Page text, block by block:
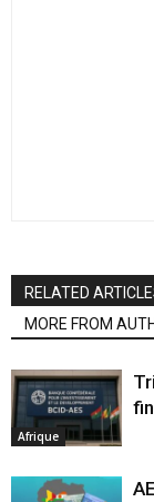
RELATED
MORE FROM
Afrique